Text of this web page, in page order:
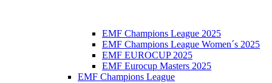
EMF Champions League 2025
EMF Champions League Women´s 2025
EMF EUROCUP 2025
EMF Eurocup Masters 2025
EMF Champions League